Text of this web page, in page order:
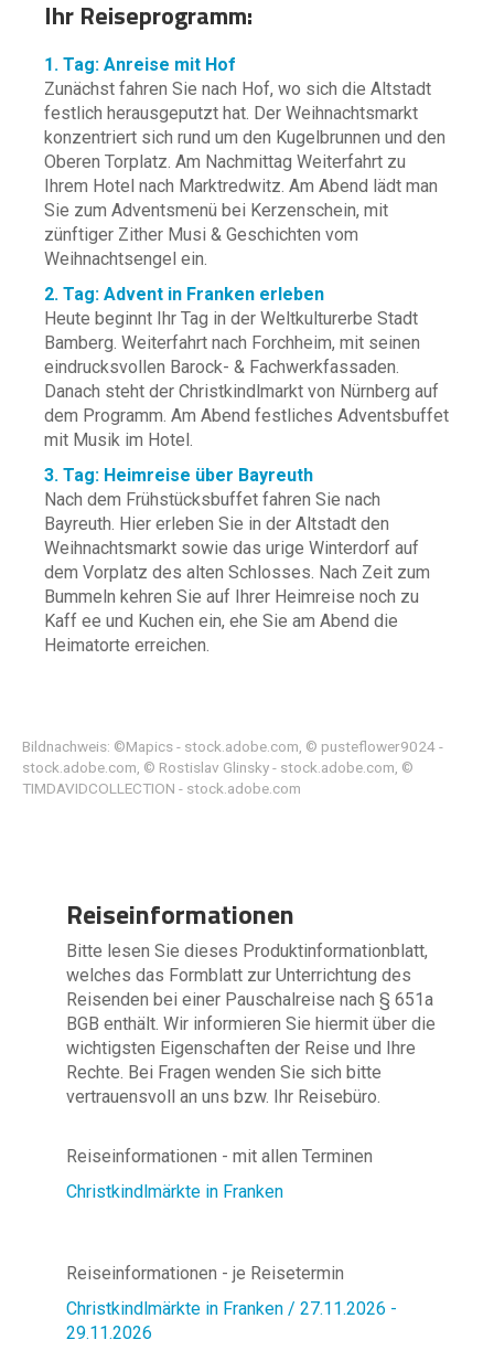
Ihr Reiseprogramm:
1. Tag: Anreise mit Hof
Zunächst fahren Sie nach Hof, wo sich die Altstadt
festlich herausgeputzt hat. Der Weihnachtsmarkt
konzentriert sich rund um den Kugelbrunnen und den
Oberen Torplatz. Am Nachmittag Weiterfahrt zu
Ihrem Hotel nach Marktredwitz. Am Abend lädt man
Sie zum Adventsmenü bei Kerzenschein, mit
zünftiger Zither Musi & Geschichten vom
Weihnachtsengel ein.
2. Tag: Advent in Franken erleben
Heute beginnt Ihr Tag in der Weltkulturerbe Stadt
Bamberg. Weiterfahrt nach Forchheim, mit seinen
eindrucksvollen Barock- & Fachwerkfassaden.
Danach steht der Christkindlmarkt von Nürnberg auf
dem Programm. Am Abend festliches Adventsbuffet
mit Musik im Hotel.
3. Tag: Heimreise über Bayreuth
Nach dem Frühstücksbuffet fahren Sie nach
Bayreuth. Hier erleben Sie in der Altstadt den
Weihnachtsmarkt sowie das urige Winterdorf auf
dem Vorplatz des alten Schlosses. Nach Zeit zum
Bummeln kehren Sie auf Ihrer Heimreise noch zu
Kaff ee und Kuchen ein, ehe Sie am Abend die
Heimatorte erreichen.
Bildnachweis: ©Mapics - stock.adobe.com, © pusteflower9024 -
stock.adobe.com, © Rostislav Glinsky - stock.adobe.com, ©
TIMDAVIDCOLLECTION - stock.adobe.com
Reiseinformationen
Bitte lesen Sie dieses Produktinformationblatt,
welches das Formblatt zur Unterrichtung des
Reisenden bei einer Pauschalreise nach § 651a
BGB enthält. Wir informieren Sie hiermit über die
wichtigsten Eigenschaften der Reise und Ihre
Rechte. Bei Fragen wenden Sie sich bitte
vertrauensvoll an uns bzw. Ihr Reisebüro.
Reiseinformationen - mit allen Terminen
Christkindlmärkte in Franken
Reiseinformationen - je Reisetermin
Christkindlmärkte in Franken / 27.11.2026 -
29.11.2026